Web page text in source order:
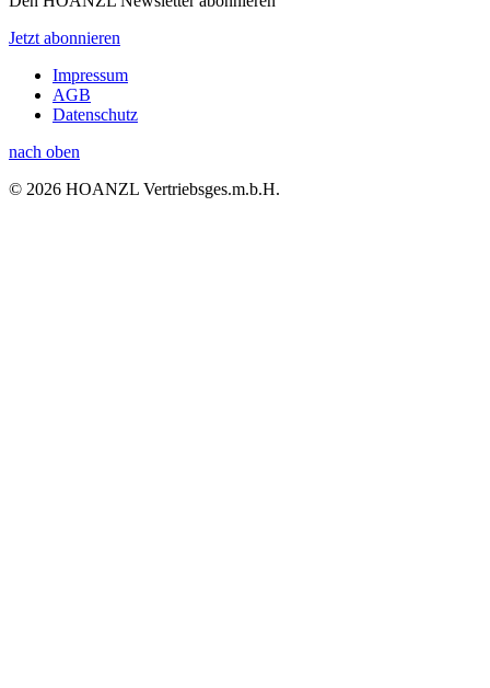
Jetzt abonnieren
Impressum
AGB
Datenschutz
nach oben
© 2026 HOANZL Vertriebsges.m.b.H.